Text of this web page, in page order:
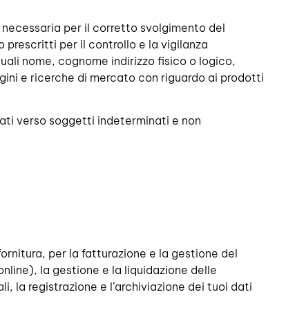
per il corretto svolgimento del
prescritti per il controllo e la vigilanza
nome, cognome indirizzo fisico o logico,
e ricerche di mercato con riguardo ai prodotti
verso soggetti indeterminati e non
per la fatturazione e la gestione del
la gestione e la liquidazione delle
la registrazione e l’archiviazione dei tuoi dati